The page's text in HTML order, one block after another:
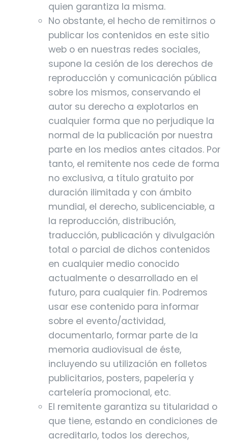
quien garantiza la misma.
No obstante, el hecho de remitirnos o
publicar los contenidos en este sitio
web o en nuestras redes sociales,
supone la cesión de los derechos de
reproducción y comunicación pública
sobre los mismos, conservando el
autor su derecho a explotarlos en
cualquier forma que no perjudique la
normal de la publicación por nuestra
parte en los medios antes citados. Por
tanto, el remitente nos cede de forma
no exclusiva, a título gratuito por
duración ilimitada y con ámbito
mundial, el derecho, sublicenciable, a
la reproducción, distribución,
traducción, publicación y divulgación
total o parcial de dichos contenidos
en cualquier medio conocido
actualmente o desarrollado en el
futuro, para cualquier fin. Podremos
usar ese contenido para informar
sobre el evento/actividad,
documentarlo, formar parte de la
memoria audiovisual de éste,
incluyendo su utilización en folletos
publicitarios, posters, papelería y
cartelería promocional, etc.
El remitente garantiza su titularidad o
que tiene, estando en condiciones de
acreditarlo, todos los derechos,